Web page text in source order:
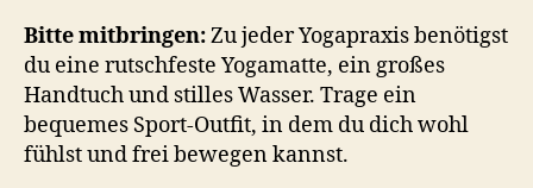
Bitte mitbringen:Zu jeder Yogapraxis benötigst
du eine rutschfeste Yogamatte, ein großes
Handtuch und stilles Wasser. Trage ein
bequemes Sport-Outfit, in dem du dich wohl
fühlst und frei bewegen kannst.